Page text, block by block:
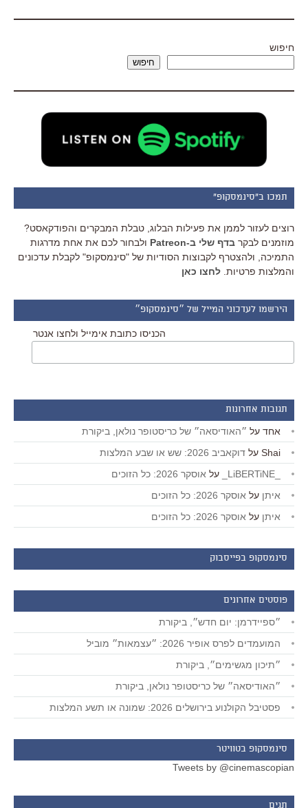
חיפוש
חיפוש
תמכו ב"סינמסקופ"
רוצים לעזור לממן את פעילות הבלוג, טבלת המבקרים והפודקאסט?
מוזמנים לבקר בדף שלי ב-Patreon
ולבחור לכם את אחת מדרגות
התמיכה, ולהצטרף לקבוצות הסודיות של "סינמסקופ" לקבלת עדכונים
והמלצות פרטיות. לחצו כאן
הירשמו לעדכוני המייל של ״סינמסקופ״
הכניסו כתובת אימייל ולחצו אנטר
תגובות אחרונות
אחד על ״האודיסאה״ של כריסטופר נולאן, ביקורת
Shai על דוקאביב 2026: שש או שבע המלצות
על אוסקר 2026: כל הזוכים
איתן על אוסקר 2026: כל הזוכים
איתן על אוסקר 2026: כל הזוכים
סינמסקופ בפייסבוק
פוסטים אחרונים
״ספיידרמן: יום חדש״, ביקורת
המועמדים לפרס אופיר 2026: ״עצמאות״ מוביל
״תיכון מגשימים״, ביקורת
״האודיסאה״ של כריסטופר נולאן, ביקורת
פסטיבל הקולנוע בירושלים 2026: שמונה או תשע המלצות
סינמסקופ בטוויטר
Tweets by @cinemascopian